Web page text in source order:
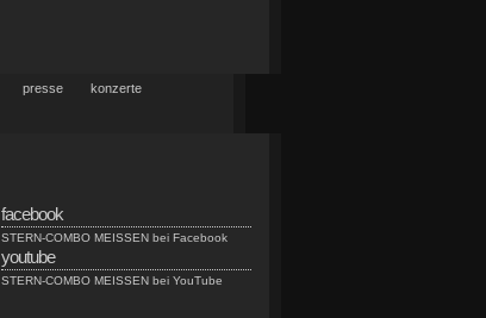
presse konzerte
facebook
STERN-COMBO MEISSEN bei Facebook
youtube
STERN-COMBO MEISSEN bei YouTube